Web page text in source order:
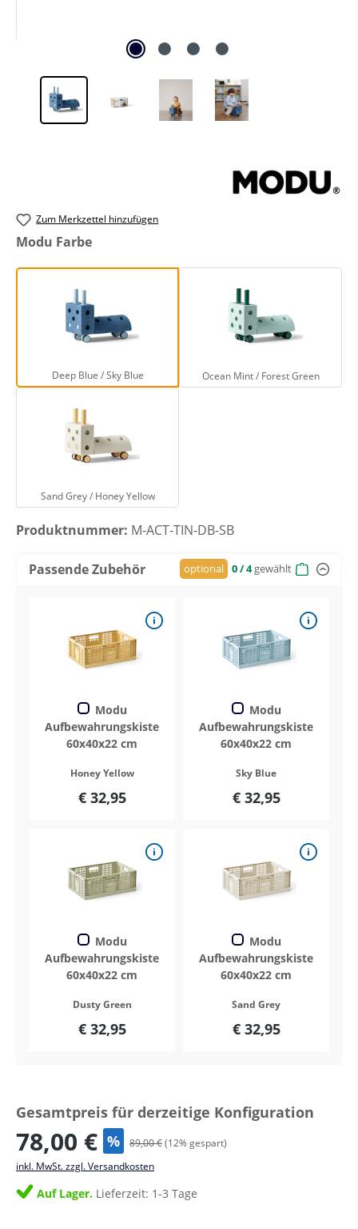
Zum Merkzettel hinzufügen
auswählen
Modu Farbe
Deep Blue / Sky Blue
Deep Blue / Sky Blue
Ocean Mint / Forest Green
Ocean Mint /
Sand Grey / Honey Yellow
Sand Grey / Honey Yellow
Produktnummer: M-ACT-TIN-DB-SB
Passende Zubehör optional 0/ 4gewählt
Modu
Aufbewahrungskiste
60x40x22 cm
Honey Yellow
€ 32,95
Modu
Aufbewahrungskiste
60x40x22 cm
Sky Blue
€ 32,95
Modu
Aufbewahrungskiste
60x40x22 cm
Dusty Green
€ 32,95
Modu
Aufbewahrungskiste
60x40x22 cm
Sand Grey
€ 32,95
Gesamtpreis für derzeitige Konfiguration
78,00 € % 89,00 €(12% gespart)
inkl. MwSt. zzgl. Versandkosten
Auf Lager. Lieferzeit: 1-3 Tage